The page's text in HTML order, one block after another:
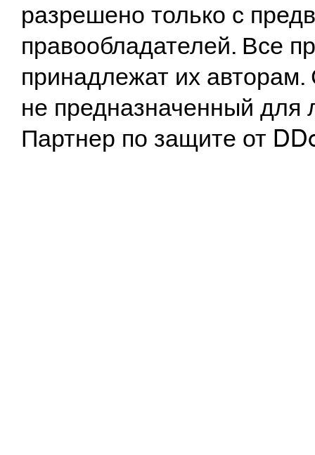
разрешено только с
правообладателей. Все
принадлежат их
не предназначенный
Партнер по защите от